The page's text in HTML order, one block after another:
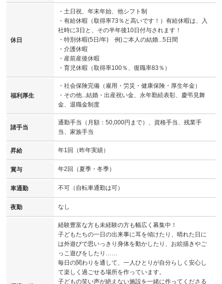
休日
・土日祝、年末年始、他シフト制
・有給休暇（取得率73％と高いです！）有給休暇は、入
社時に3日と、その半年後10日付与されます！
・特別休暇(5日/年) 例)ご本人の結婚...5日間
・介護休暇
・産前産後休暇
・育児休暇（取得率100％、復職率83％）
福利厚生
・社会保険完備（雇用・労災・健康保険・厚生年金）
・その他...結婚・出産祝い金、永年勤続表彰、慶弔見舞
金、退職金制度
諸手当
通勤手当（月額：50,000円まで）、資格手当、残業手
当、家族手当
昇給 年1回（昨年実績）
賞与 年2回（夏季・冬季）
車通勤 不可（自転車通勤は可）
夜勤 なし
経験豊富な方も未経験の方も幅広く募集中！
子どもたちの一日の出来事に耳を傾けたり、晴れた日に
は外遊びで思いっきり身体を動かしたり、お絵描きやご
っこ遊びをしたり……
毎日の関わりを通して、一人ひとりが自分らしく安心し
て楽しく過ごせる場所を作っています。
子どもの笑い声が絶えない施設を一緒に作ってくださる